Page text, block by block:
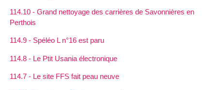
114.10 - Grand nettoyage des carrières de Savonnières en
Perthois
114.9 - Spéléo L n°16 est paru
114.8 - Le Ptit Usania électronique
114.7 - Le site FFS fait peau neuve